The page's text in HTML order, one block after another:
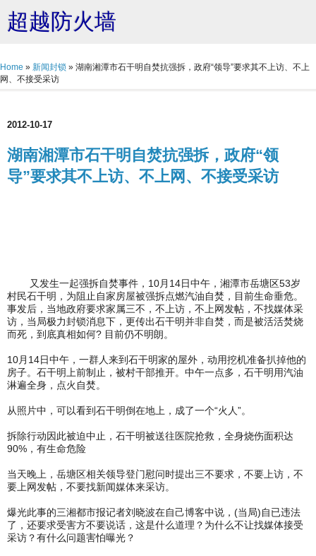
超越防火墙
Home » 新闻封锁 » 湖南湘潭市石干明自焚抗强拆，政府“领导”要求其不上访、不上
网、不接受采访
2012-10-17
湖南湘潭市石干明自焚抗强拆，政府“领
导”要求其不上访、不上网、不接受采访
又发生一起强拆自焚事件，10月14日中午，湘潭市岳塘区53岁
村民石干明，为阻止自家房屋被强拆点燃汽油自焚，目前生命垂危。
事发后，当地政府要求家属三不，不上访，不上网发帖，不找媒体采
访，当局极力封锁消息下，更传出石干明并非自焚，而是被活活焚烧
而死，到底真相如何? 目前仍不明朗。
10月14日中午，一群人来到石干明家的屋外，动用挖机准备扒掉他的
房子。石干明上前制止，被村干部推开。中午一点多，石干明用汽油
淋遍全身，点火自焚。
从照片中，可以看到石干明倒在地上，成了一个“火人”。
拆除行动因此被迫中止，石干明被送往医院抢救，全身烧伤面积达
90%，有生命危险
当天晚上，岳塘区相关领导登门慰问时提出三不要求，不要上访，不
要上网发帖，不要找新闻媒体来采访。
爆光此事的三湘都市报记者刘晓波在自己博客中说，(当局)自已违法
了，还要求受害方不要说话，这是什么道理？为什么不让找媒体接受
采访？有什么问题害怕曝光？